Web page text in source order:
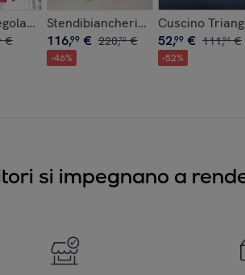
InnovaGoods (2 unità)
HeavEasy InnovaGoods 5 Pezzi
per Esercitare le Braccia con
€
Stendibiancheria elettrico
116,99 € 220,70 €
-46%
Cuscino
52,99 € 111,94 €
-52%
si impegnano a